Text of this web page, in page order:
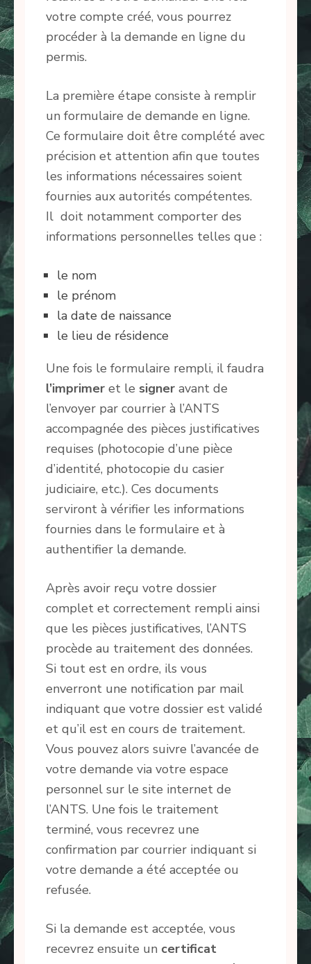
votre compte créé, vous pourrez
procéder à la demande en ligne du
permis.
La première étape consiste à remplir
un formulaire de demande en ligne.
Ce formulaire doit être complété avec
précision et attention afin que toutes
les informations nécessaires soient
fournies aux autorités compétentes.
Il doit notamment comporter des
informations personnelles telles que :
le nom
le prénom
la date de naissance
le lieu de résidence
Une fois le formulaire rempli, il faudra
l’imprimer et le signer avant de
l’envoyer par courrier à l’ANTS
accompagnée des pièces justificatives
requises (photocopie d’une pièce
d’identité, photocopie du casier
judiciaire, etc.). Ces documents
serviront à vérifier les informations
fournies dans le formulaire et à
authentifier la demande.
Après avoir reçu votre dossier
complet et correctement rempli ainsi
que les pièces justificatives, l’ANTS
procède au traitement des données.
Si tout est en ordre, ils vous
enverront une notification par mail
indiquant que votre dossier est validé
et qu’il est en cours de traitement.
Vous pouvez alors suivre l’avancée de
votre demande via votre espace
personnel sur le site internet de
l’ANTS. Une fois le traitement
terminé, vous recevrez une
confirmation par courrier indiquant si
votre demande a été acceptée ou
refusée.
Si la demande est acceptée, vous
recevrez ensuite un certificat